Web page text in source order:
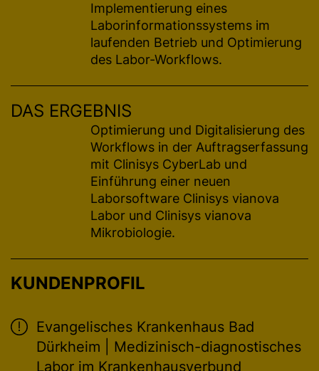
KUNDENPROFIL
Evangelisches Krankenhaus Bad
Dürkheim | Medizinisch-diagnostisches
Labor im Krankenhausverbund
Implementierung eines
Laborinformationssystems im
laufenden Betrieb und Optimierung
des Labor-Workflows.
DAS ERGEBNIS
Optimierung und Digitalisierung des
Workflows in der Auftragserfassung
mit Clinisys CyberLab und
Einführung einer neuen
Laborsoftware Clinisys vianova
Labor und Clinisys vianova
Mikrobiologie.